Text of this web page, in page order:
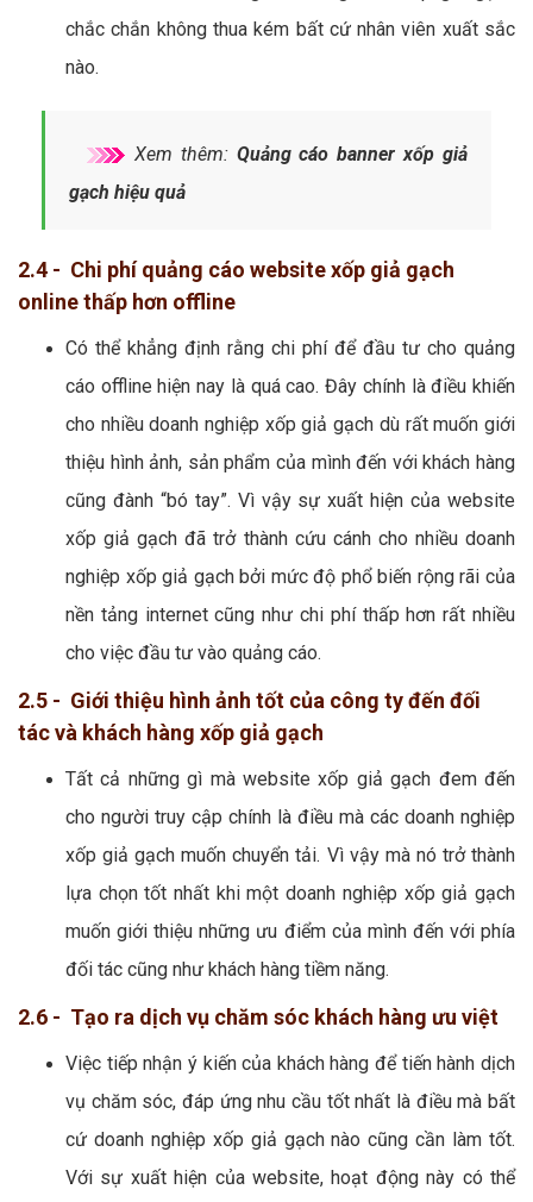
chắc chắn không thua kém bất cứ nhân viên xuất sắc
nào.
Xem thêm: Quảng cáo banner xốp giả
gạch hiệu quả
2.4 - Chi phí quảng cáo website xốp giả gạch
online thấp hơn offline
Có thể khẳng định rằng chi phí để đầu tư cho quảng
cáo offline hiện nay là quá cao. Đây chính là điều khiến
cho nhiều doanh nghiệp xốp giả gạch dù rất muốn giới
thiệu hình ảnh, sản phẩm của mình đến với khách hàng
cũng đành “bó tay”. Vì vậy sự xuất hiện của website
xốp giả gạch đã trở thành cứu cánh cho nhiều doanh
nghiệp xốp giả gạch bởi mức độ phổ biến rộng rãi của
nền tảng internet cũng như chi phí thấp hơn rất nhiều
cho việc đầu tư vào quảng cáo.
2.5 - Giới thiệu hình ảnh tốt của công ty đến đối
tác và khách hàng xốp giả gạch
Tất cả những gì mà website xốp giả gạch đem đến
cho người truy cập chính là điều mà các doanh nghiệp
xốp giả gạch muốn chuyển tải. Vì vậy mà nó trở thành
lựa chọn tốt nhất khi một doanh nghiệp xốp giả gạch
muốn giới thiệu những ưu điểm của mình đến với phía
đối tác cũng như khách hàng tiềm năng.
2.6 - Tạo ra dịch vụ chăm sóc khách hàng ưu việt
Việc tiếp nhận ý kiến của khách hàng để tiến hành dịch
vụ chăm sóc, đáp ứng nhu cầu tốt nhất là điều mà bất
cứ doanh nghiệp xốp giả gạch nào cũng cần làm tốt.
Với sự xuất hiện của website, hoạt động này có thể